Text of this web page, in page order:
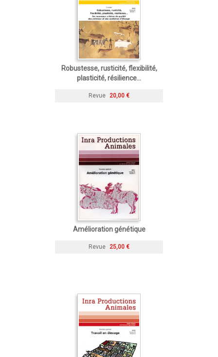
Robustesse, rusticité, flexibilité,
plasticité, résilience…
Revue 20,00 €
Amélioration génétique
Revue 25,00 €